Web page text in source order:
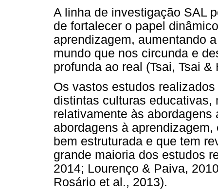
A linha de investigação SAL
de fortalecer o papel
aprendizagem, aumentando
mundo que nos circunda e
profunda ao real (Tsai, Tsai &
Os vastos estudos
distintas culturas educativas,
relativamente às
abordagens à
bem estruturada e que tem
grande maioria dos estudos
2014; Lourenço & Paiva,
Rosário et al., 2013).